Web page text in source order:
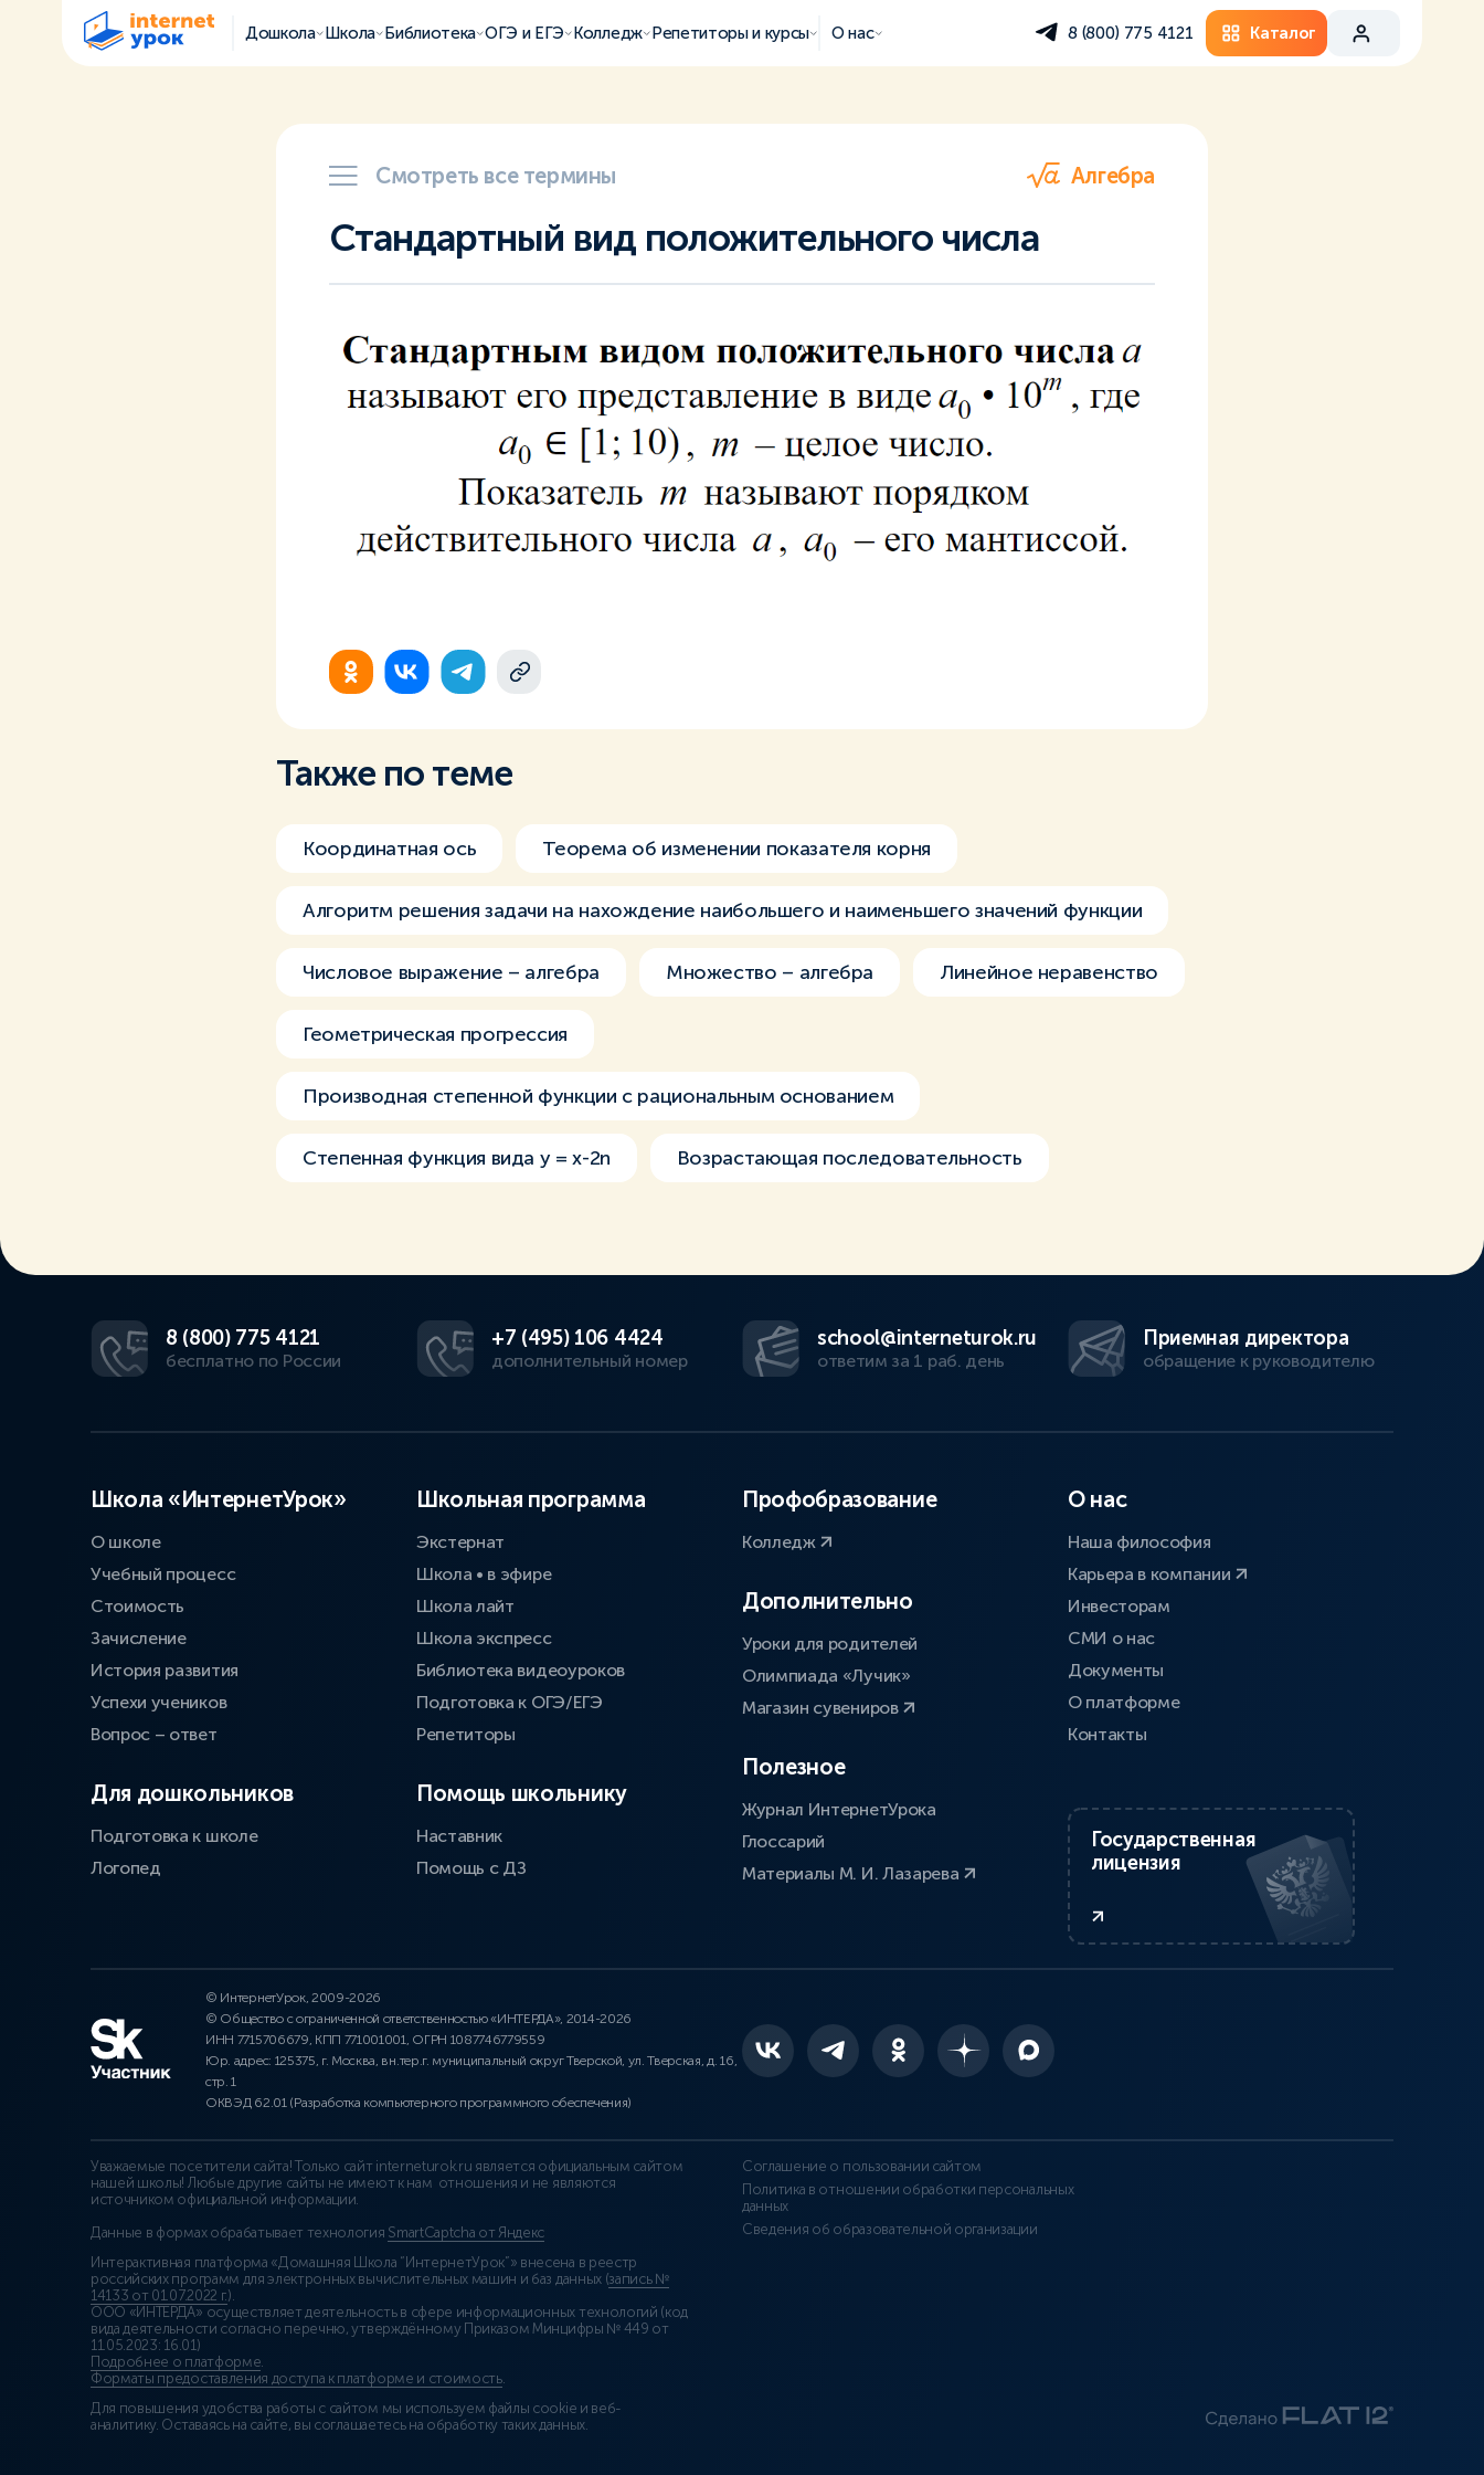
Дошкола Школа Библиотека ОГЭ и ЕГЭ Колледж Репетиторы и курсы О нас 8 (800) 775 4121 Каталог
Смотреть все термины Алгебра
Стандартный вид положительного числа
Также по теме
Координатная ось Теорема об изменении показателя корня
Алгоритм решения задачи на нахождение наибольшего и наименьшего значений функции
Числовое выражение – алгебра Множество – алгебра Линейное неравенство
Геометрическая прогрессия
Производная степенной функции с рациональным основанием
Степенная функция вида y = x-2n Возрастающая последовательность
8 (800) 775 4121
бесплатно по России
+7 (495) 106 4424
дополнительный номер
school@interneturok.ru
ответим за 1 раб. день
Приемная директора
обращение к руководителю
Школа «ИнтернетУрок»
О школе
Учебный процесс
Стоимость
Зачисление
История развития
Успехи учеников
Вопрос – ответ
Для дошкольников
Подготовка к школе
Логопед
Школьная программа
Экстернат
Школа • в эфире
Школа лайт
Школа экспресс
Библиотека видеоуроков
Подготовка к ОГЭ/ЕГЭ
Репетиторы
Помощь школьнику
Наставник
Помощь с ДЗ
Профобразование
Колледж
Дополнительно
Уроки для родителей
Олимпиада «Лучик»
Магазин сувениров
Полезное
Журнал ИнтернетУрока
Глоссарий
Материалы М. И. Лазарева
О нас
Наша философия
Карьера в компании
Инвесторам
СМИ о нас
Документы
О платформе
Контакты
Государственная
лицензия
© ИнтернетУрок, 2009-2026
© Общество с ограниченной ответственностью «ИНТЕРДА», 2014-2026
ИНН 7715706679, КПП 771001001, ОГРН 1087746779559
Юр. адрес: 125375, г. Москва, вн.тер.г. муниципальный округ Тверской, ул. Тверская, д. 16,
стр. 1
ОКВЭД 62.01 (Разработка компьютерного программного обеспечения)
Уважаемые посетители сайта! Только сайт interneturok.ru является официальным сайтом
нашей школы! Любые другие сайты не имеют к нам отношения и не являются
источником официальной информации.
Данные в формах обрабатывает технология SmartCaptcha от Яндекс
Интерактивная платформа «Домашняя Школа “ИнтернетУрок”» внесена в реестр
российских программ для электронных вычислительных машин и баз данных (запись №
14133 от 01.07.2022 г.).
ООО «ИНТЕРДА» осуществляет деятельность в сфере информационных технологий (код
вида деятельности согласно перечню, утверждённому Приказом Минцифры № 449 от
11.05.2023: 16.01)
Подробнее о платформе.
Форматы предоставления доступа к платформе и стоимость.
Для повышения удобства работы с сайтом мы используем файлы cookie и веб-
аналитику. Оставаясь на сайте, вы соглашаетесь на обработку таких данных.
Соглашение о пользовании сайтом
Политика в отношении обработки персональных
данных
Сведения об образовательной организации